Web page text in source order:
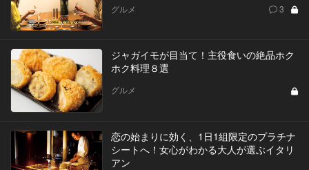
グルメ 3
ジャガイモが目当て！主役食いの絶品ホク
ホク料理８選
グルメ
恋の始まりに効く、1日1組限定のプラチナ
シートへ！女心がわかる大人が選ぶイタリ
アン